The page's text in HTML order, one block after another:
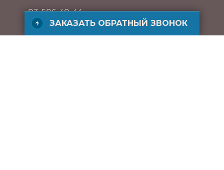
03-506-40-44
Адрес
ЗАКАЗАТЬ ОБРАТНЫЙ ЗВОНОК